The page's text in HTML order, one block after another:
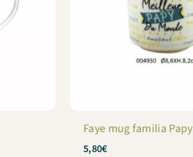
Faye mug familia Papy
5,80€